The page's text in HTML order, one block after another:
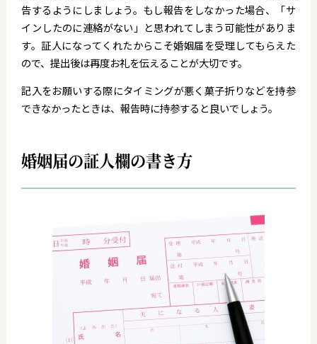
告するようにしましょう。もし報告をしなかった場合、「サ
インしたのに連絡がない」と思われてしまう可能性がありま
す。証人になってくれたからこそ婚姻届を受理してもらえた
ので、提出後は再度お礼を伝えることが大切です。
記入をお願いする際にタイミングが悪く菓子折りなどを持参
できなかったときは、報告時に持参すると良いでしょう。
婚姻届の証人欄の書き方